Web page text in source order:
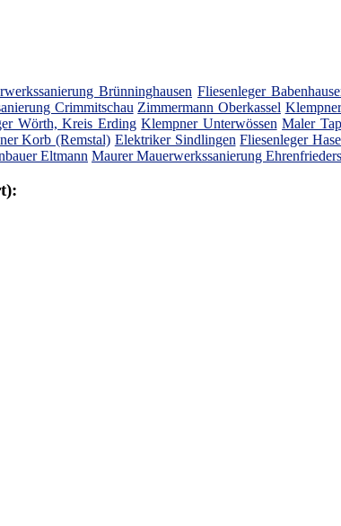
Brünninghausen Fliesenleger
Crimmitschau Zimmermann Oberkassel
Wörth, Kreis Erding Klempner Unterwössen Maler
Korb (Remstal) Elektriker Sindlingen Fliesenleger
Eltmann Maurer Mauerwerkssanierung